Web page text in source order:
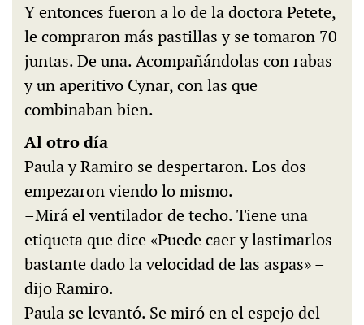
Y entonces fueron a lo de la doctora Petete,
le compraron más pastillas y se tomaron 70
juntas. De una. Acompañándolas con rabas
y un aperitivo Cynar, con las que
combinaban bien.
Al otro día
Paula y Ramiro se despertaron. Los dos
empezaron viendo lo mismo.
–Mirá el ventilador de techo. Tiene una
etiqueta que dice «Puede caer y lastimarlos
bastante dado la velocidad de las aspas» –
dijo Ramiro.
Paula se levantó. Se miró en el espejo del